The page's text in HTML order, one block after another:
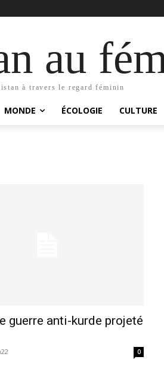
au
à travers le regard féminin
MONDE ÉCOLOGIE CULTURE
guerre anti-kurde projeté
0